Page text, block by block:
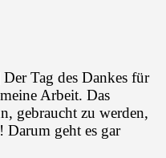
Tag des Dankes für
Arbeit. Das
gebraucht zu werden,
geht es gar